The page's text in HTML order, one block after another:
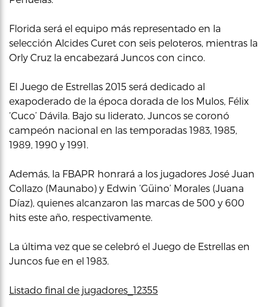
Florida será el equipo más representado en la
selección Alcides Curet con seis peloteros, mientras la
Orly Cruz la encabezará Juncos con cinco.
El Juego de Estrellas 2015 será dedicado al
exapoderado de la época dorada de los Mulos, Félix
‘Cuco’ Dávila. Bajo su liderato, Juncos se coronó
campeón nacional en las temporadas 1983, 1985,
1989, 1990 y 1991.
Además, la FBAPR honrará a los jugadores José Juan
Collazo (Maunabo) y Edwin ‘Güino’ Morales (Juana
Díaz), quienes alcanzaron las marcas de 500 y 600
hits este año, respectivamente.
La última vez que se celebró el Juego de Estrellas en
Juncos fue en el 1983.
Listado final de jugadores_12355